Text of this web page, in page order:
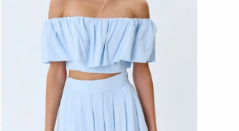
ДОБАВИТЬ В КОРЗИНУ
44 46 48